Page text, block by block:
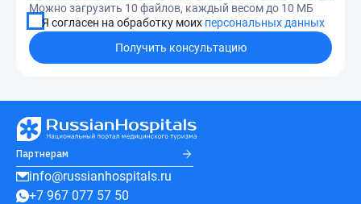
Можно загрузить 10 файлов, каждый весом до 10 МБ
Я согласен на обработку моих персональных данных
Получить консультацию
Партнерам
info@russianhospitals.ru
+7 967 077 57 50